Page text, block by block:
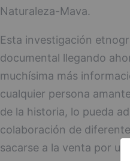
Naturaleza-Mava.
Esta investigación
documental llegando
muchísima más
cualquier persona
de la historia, lo pueda
colaboración de
sacarse a la venta por